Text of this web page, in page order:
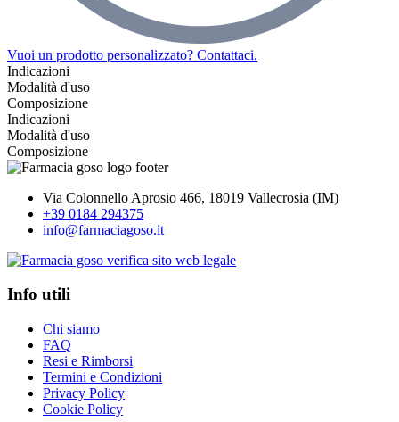
Vuoi un prodotto personalizzato? Contattaci.
Indicazioni
Modalità d'uso
Composizione
Indicazioni
Modalità d'uso
Composizione
Via Colonnello Aprosio 466, 18019 Vallecrosia (IM)
+39 0184 294375
info@farmaciagoso.it
Info utili
Chi siamo
FAQ
Resi e Rimborsi
Termini e Condizioni
Privacy Policy
Cookie Policy